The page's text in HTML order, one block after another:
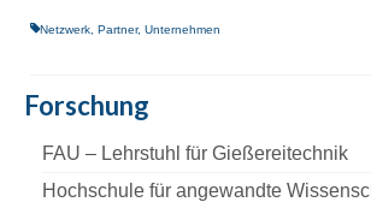
Netzwerk Partner, Unternehmen
Forschung
FAU – Lehrstuhl für Gießereitechnik
Hochschule für angewandte